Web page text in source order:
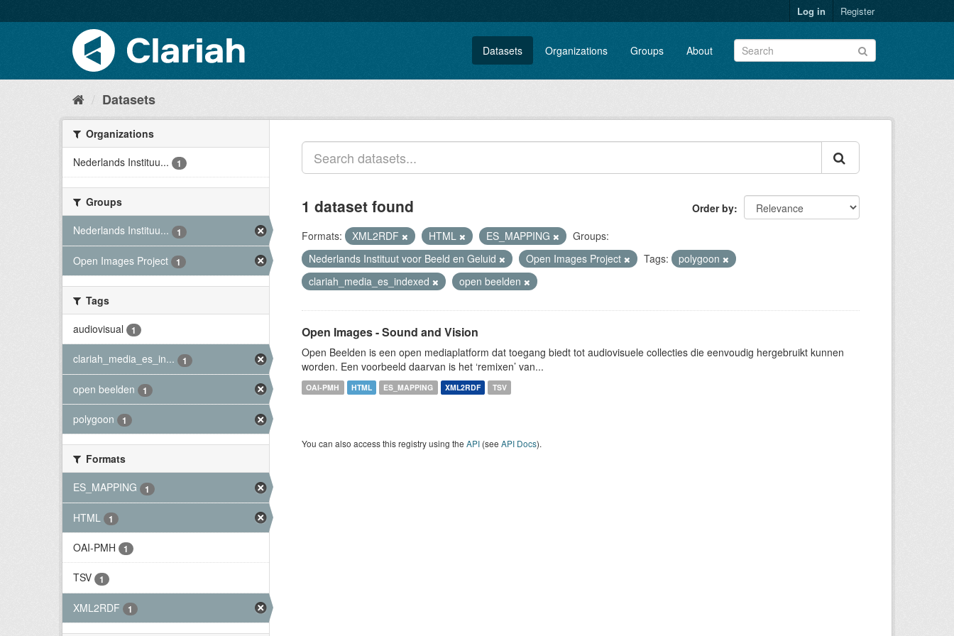
Log in Register
Datasets Organizations Groups About
Datasets
Organizations
Nederlands Instituu...
1
Groups
Nederlands Instituu...
1
Open Images Project 1
Tags
audiovisual
1
clariah_media_es_in... 1
open beelden 1
polygoon 1
Formats
ES_MAPPING
1
HTML 1
OAI-PMH 1
TSV 1
XML2RDF 1
Order by
1 dataset found
Formats: XML2RDF HTML ES_MAPPING
Groups:
Nederlands Instituut voor Beeld en Geluid
Open Images Project Tags:
polygoon
clariah_media_es_indexed
open beelden
Open Images - Sound and Vision
Open Beelden is een open mediaplatform dat toegang biedt tot audiovisuele collecties die eenvoudig hergebruikt kunnen
worden. Een voorbeeld daarvan is het ‘remixen’ van...
OAI-PMH HTML ES_MAPPING XML2RDF TSV
You can also access this registry using the API (see API Docs).